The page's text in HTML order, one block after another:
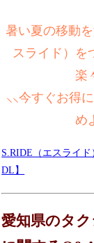
暑い夏の移動
スライド）を
楽
⸜⸜今すぐお得
め
S.RIDE（エスライ
DL】
愛知県のタ